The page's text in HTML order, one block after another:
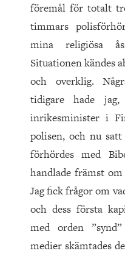
föremål för totalt
timmars
mina religiösa
Situationen kändes
och overklig.
tidigare hade jag,
inrikesminister i
polisen, och nu
förhördes med
handlade främst
Jag fick frågor om
och dess första
med orden
medier skämtades